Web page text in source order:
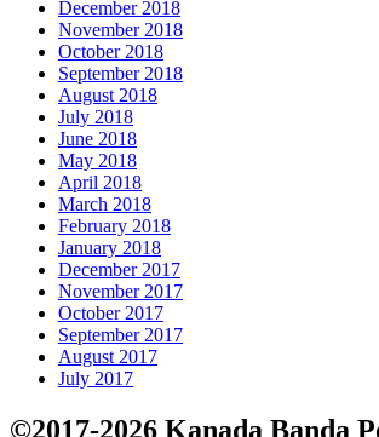
December 2018
November 2018
October 2018
September 2018
August 2018
July 2018
June 2018
May 2018
April 2018
March 2018
February 2018
January 2018
December 2017
November 2017
October 2017
September 2017
August 2017
July 2017
©2017-2026 Kanada Banda